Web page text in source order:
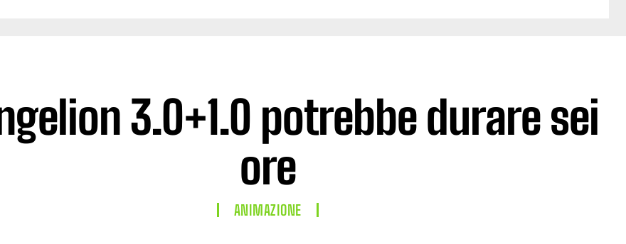
3.0+1.0 potrebbe durare sei
ore
ANIMAZIONE